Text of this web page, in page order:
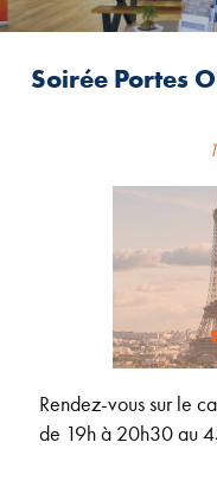
Soirée Portes
Rendez-vous sur le
de 19h à 20h30 au